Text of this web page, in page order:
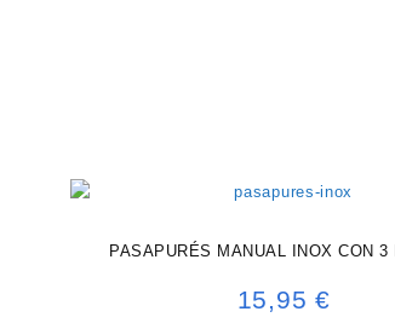
PASAPURÉS MANUAL INOX CON 3
15,95 €